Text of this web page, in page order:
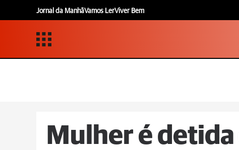
Jornal da ManhãVamos LerViver Bem
Mulher é